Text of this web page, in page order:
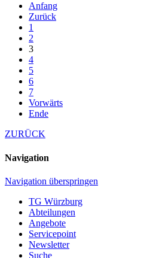
Anfang
Zurück
1
2
3
4
5
6
7
Vorwärts
Ende
ZURÜCK
Navigation
Navigation überspringen
TG Würzburg
Abteilungen
Angebote
Servicepoint
Newsletter
Suche